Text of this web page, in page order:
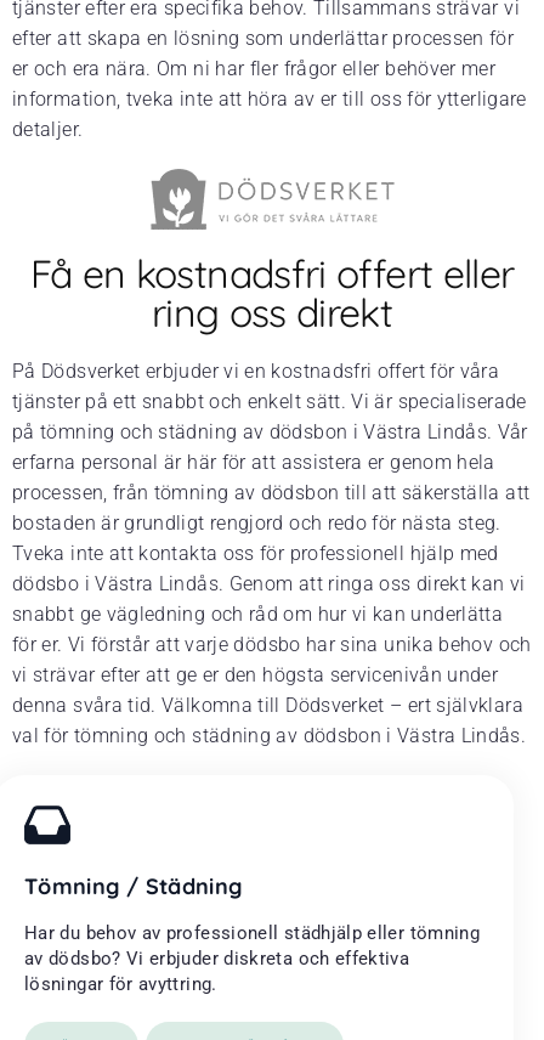
tjänster efter era specifika behov. Tillsammans strävar vi
efter att skapa en lösning som underlättar processen för
er och era nära. Om ni har fler frågor eller behöver mer
information, tveka inte att höra av er till oss för ytterligare
detaljer.
Få en kostnadsfri offert eller
ring oss direkt
På Dödsverket erbjuder vi en kostnadsfri offert för våra
tjänster på ett snabbt och enkelt sätt. Vi är specialiserade
på tömning och städning av dödsbon i Västra Lindås. Vår
erfarna personal är här för att assistera er genom hela
processen, från tömning av dödsbon till att säkerställa att
bostaden är grundligt rengjord och redo för nästa steg.
Tveka inte att kontakta oss för professionell hjälp med
dödsbo i Västra Lindås. Genom att ringa oss direkt kan vi
snabbt ge vägledning och råd om hur vi kan underlätta
för er. Vi förstår att varje dödsbo har sina unika behov och
vi strävar efter att ge er den högsta servicenivån under
denna svåra tid. Välkomna till Dödsverket – ert självklara
val för tömning och städning av dödsbon i Västra Lindås.
Tömning / Städning
Har du behov av professionell städhjälp eller tömning
av dödsbo? Vi erbjuder diskreta och effektiva
lösningar för avyttring.